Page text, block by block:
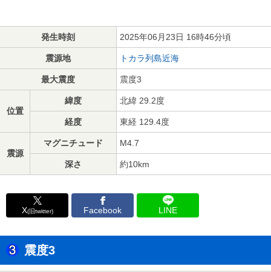
発生時刻 2025年06月23日 16時46分頃
震源地 トカラ列島近海
最大震度 震度3
位置
緯度 北緯 29.2度
経度 東経 129.4度
震源
マグニチュード M4.7
深さ 約10km
X(旧twitter) Facebook LINE
震度3